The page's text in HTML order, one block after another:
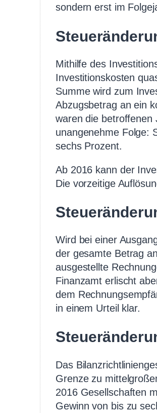
sondern erst im
Mithilfe des
Investitionskosten
Summe wird zum
Abzugsbetrag an ein
waren die betroffenen
unangenehme Folge:
sechs Prozent.
Ab 2016 kann der
Die vorzeitige
Wird bei einer
der gesamte Betrag
ausgestellte
Finanzamt erlischt
dem
in einem Urteil klar.
Das
Grenze zu
2016 Gesellschaften
Gewinn von bis zu